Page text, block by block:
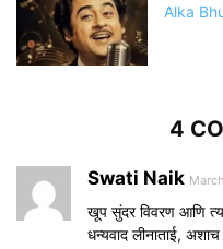
Alka
4
Swati Naik
खूप सुंदर विवरण आणि
धन्यवाद लीनाताई,